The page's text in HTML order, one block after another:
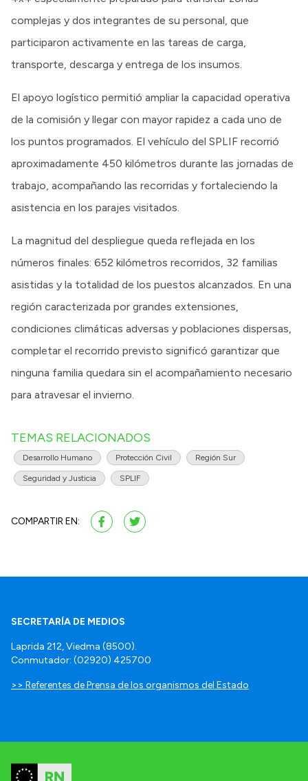
complejas y dos integrantes de su personal, que
participaron activamente en las tareas de carga,
transporte, descarga y entrega de los insumos.
El apoyo logístico permitió ampliar la capacidad operativa
de la comisión y llegar con mayor rapidez a cada uno de
los puntos programados. El vehículo del SPLIF recorrió
aproximadamente 450 kilómetros durante las jornadas de
trabajo, acompañando las recorridas y fortaleciendo la
asistencia en los parajes visitados.
La magnitud del despliegue queda reflejada en los
números finales: 652 kilómetros recorridos, 32 familias
asistidas y la totalidad de los puestos alcanzados. En una
región caracterizada por grandes extensiones,
condiciones climáticas adversas y poblaciones dispersas,
completar el recorrido previsto significó garantizar que
ninguna familia quedara sin el acompañamiento necesario
para atravesar el invierno.
TEMAS RELACIONADOS
Desarrollo Humano Protección Civil Región Sur
Seguridad y Justicia SPLIF
COMPARTIR EN:
SECRETARÍA DE MEDIOS
Laprida 212, Viedma (8500).
Conmutador: (02920) 425700
>> Referentes de Prensa de los organismos del Estado